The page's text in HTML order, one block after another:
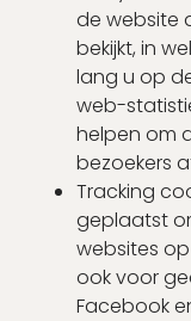
de website
bekijkt, in
lang u op
web-
helpen om
bezoekers
Tracking
geplaatst
websites
ook voor
Facebook